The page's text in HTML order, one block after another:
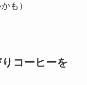
も）
コーヒーを